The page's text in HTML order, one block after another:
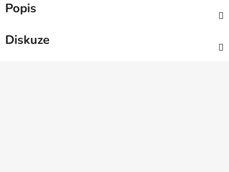
Popis
Diskuze